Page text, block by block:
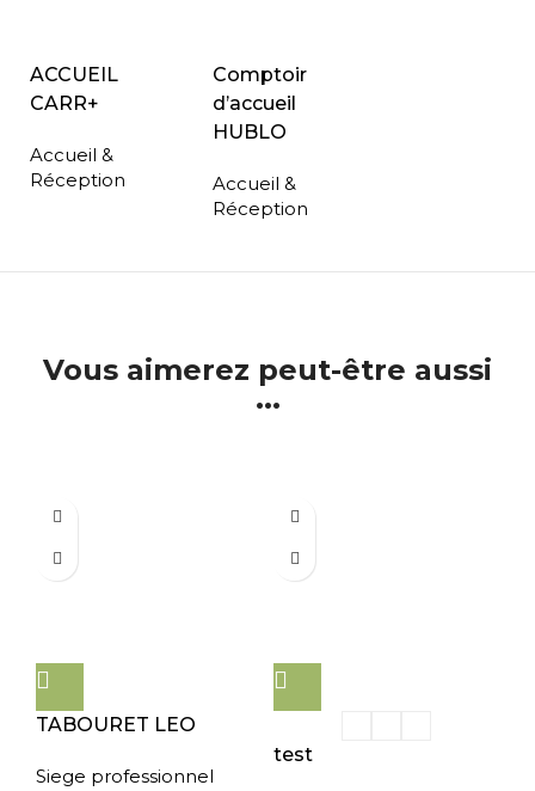
ACCUEIL
CARR+
Accueil &
Réception
Comptoir
d’accueil
HUBLO
Accueil &
Réception
Vous aimerez peut-être aussi
...
TABOURET LEO
Siege professionnel
test